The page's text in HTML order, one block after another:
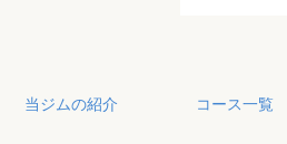
当ジムの紹介 コース一覧